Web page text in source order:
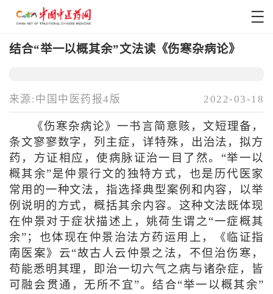
结合“举一以概其余”文法读《伤寒杂病论》
来源:中国中医药报4版 2022-03-18
《伤寒杂病论》一书言简意赅，文短理备，
条文寥寥数字，列主症，详特殊，出治法，拟方
药，方证相应，使病脉证治一目了然。“举一以
概其余”是仲景行文的独特方式，也是历代医家
常用的一种文法，指选择典型案例和内容，以举
例说明的方式，概括其余内容。这种文法既体现
在仲景对于症状描述上，姚荷生谓之“一症概其
余”；也体现在仲景治法方药运用上，《临证指
南医案》云“故古人云仲景之法，不但治伤寒，
苟能悉明其理，即治一切六气之病与诸杂症，皆
可融会贯通，无所不宜”。结合“举一以概其余”